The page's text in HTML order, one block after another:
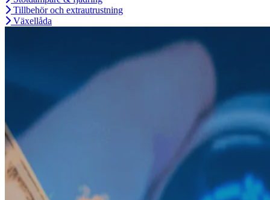
Tillbehör och extrautrustning
Växellåda